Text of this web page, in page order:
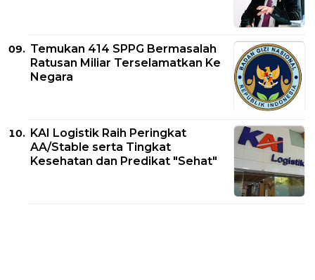
Temukan 414 SPPG Bermasalah
Ratusan Miliar Terselamatkan Ke
Negara
KAI Logistik Raih Peringkat
AA/Stable serta Tingkat
Kesehatan dan Predikat "Sehat"